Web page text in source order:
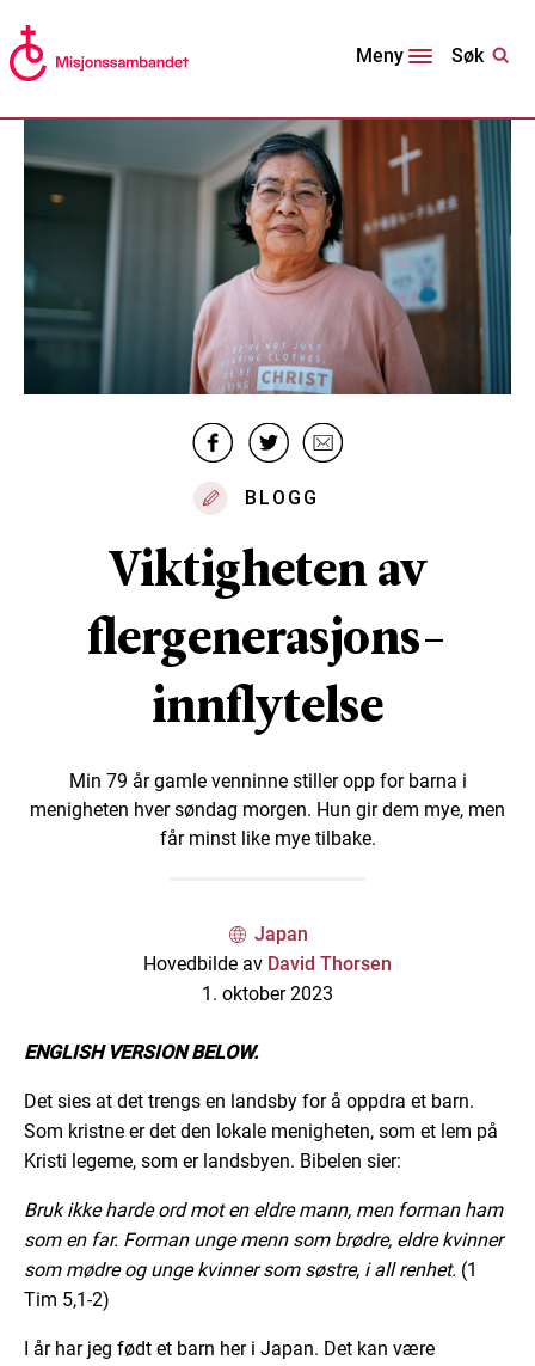
Meny Søk
BLOGG
Viktigheten av
flergenerasjons-
innflytelse
Min 79 år gamle venninne stiller opp for barna i
menigheten hver søndag morgen. Hun gir dem mye, men
får minst like mye tilbake.
Japan
Hovedbilde av David Thorsen
1. oktober 2023
ENGLISH VERSION BELOW.
Det sies at det trengs en landsby for å oppdra et barn.
Som kristne er det den lokale menigheten, som et lem på
Kristi legeme, som er landsbyen. Bibelen sier:
Bruk ikke harde ord mot en eldre mann, men forman ham
som en far. Forman unge menn som brødre, eldre kvinner
som mødre og unge kvinner som søstre, i all renhet. (1
Tim 5,1-2)
I år har jeg født et barn her i Japan. Det kan være